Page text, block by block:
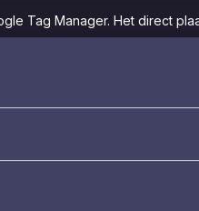
Tag Manager. Het direct